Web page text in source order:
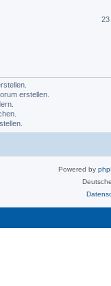
23
erstellen.
Powered by